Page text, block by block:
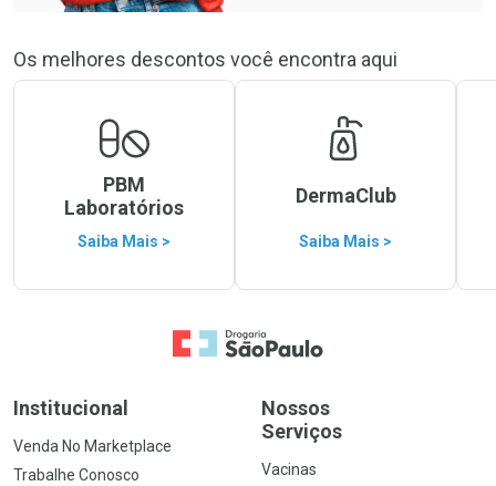
Os melhores descontos você encontra aqui
PBM
Laboratórios
Saiba Mais >
DermaClub
Saiba Mais >
Ir para a Home
Institucional
Venda No Marketplace
Trabalhe Conosco
Nossos
Serviços
Vacinas